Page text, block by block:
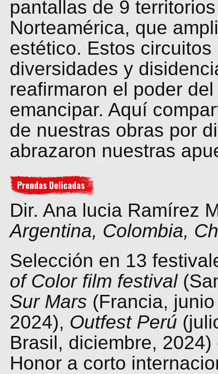
pantallas de 9
Norteamérica, que
estético. Estos
diversidades y
reafirmaron el poder
emancipar. Aquí
de nuestras obras por
abrazaron nuestras
Prendas Delicadas
Dir. Ana lucia Ramírez
Argentina, Colombia,
Selección en 13
of Color film festival
Sur Mars (Francia,
2024), Outfest Perú
Brasil, diciembre,
Honor a corto